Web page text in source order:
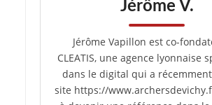
Jérôme V.
Jérôme Vapillon est co-
CLEATIS, une agence lyonnaise
dans le digital qui a
site https://